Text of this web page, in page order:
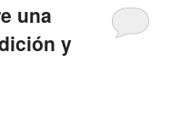
una
y